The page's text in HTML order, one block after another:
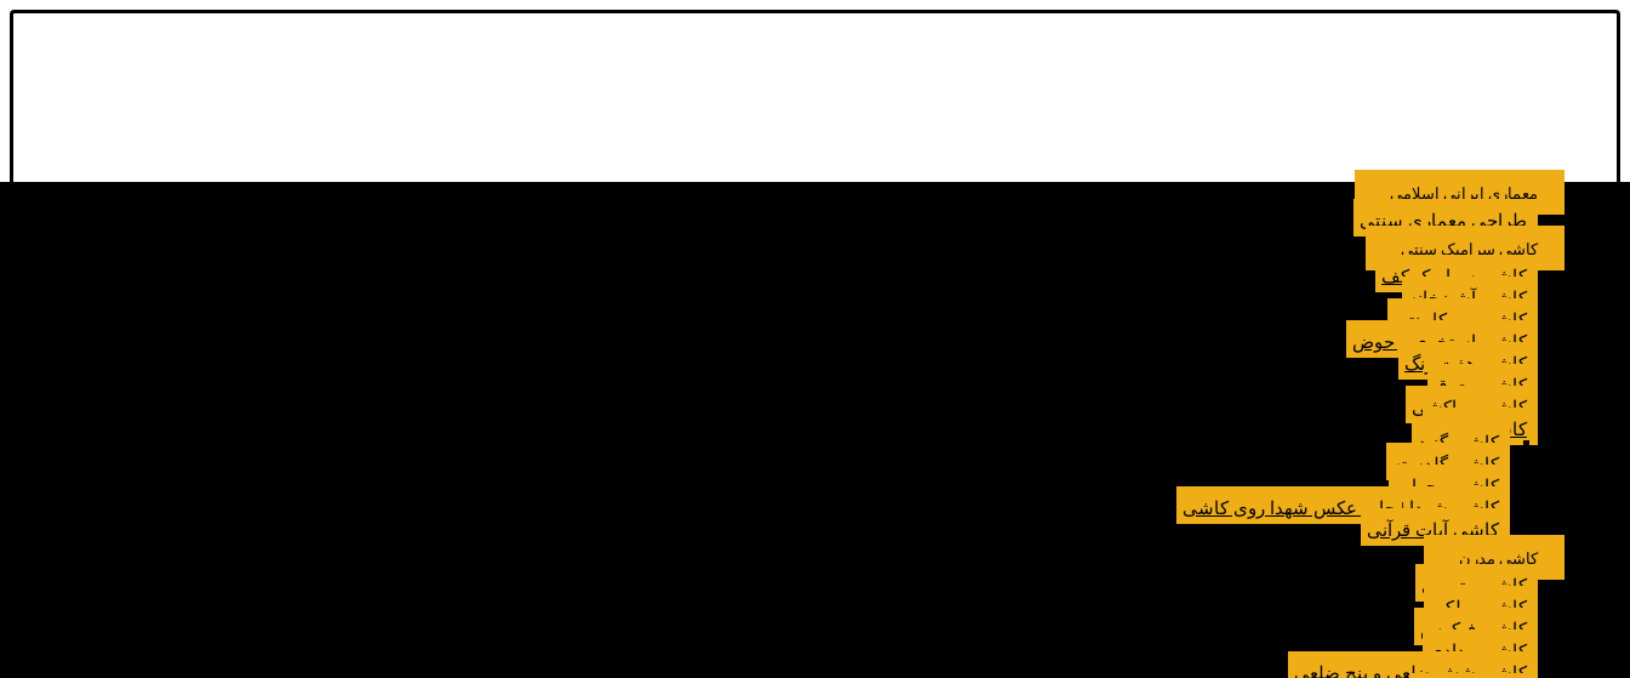
معماری ایرانی اسلامی
طراحی معماری سنتی
کاشی سرامیک سنتی
کاشی سرامیک کف
کاشی آشپزخانه
کاشی بین کابینتی
کاشی استخری و حوض
کاشی هفت رنگ
کاشی معرق
کاشی مراکشی
کاشی مسجد
کاشی گنبد
کاشی گلدسته
کاشی محراب
کاشی شهدا | چاپ عکس شهدا روی کاشی
کاشی آیات قرآنی
کاشی مدرن
کاشی مترویی
کاشی پولکی
کاشی فیکوس
کاشی مدادی
کاشی شش ضلعی و پنج ضلعی